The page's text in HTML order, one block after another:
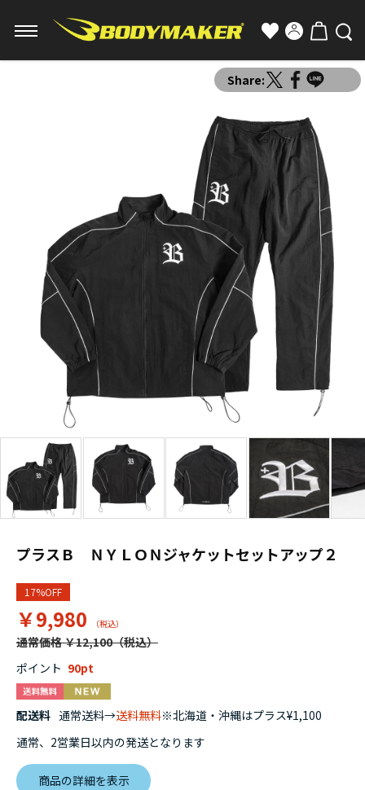
Share:
プラスＢ ＮＹＬＯＮジャケットセットアップ２
17%OFF
￥9,980
通常価格 ￥12,100
ポイント 90
配送料 通常送料→送料無料※北海道・沖縄はプラス¥1,100
通常、2営業日以内の発送となります
商品の詳細を表示